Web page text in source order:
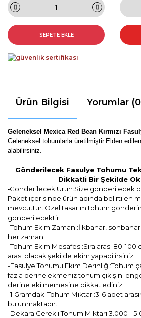
SEPETE EKLE
Ürün Bilgisi Yorumlar
Geleneksel Mexica Red Bean Kırmızı
Geleneksel tohumlarla üretilmiştir.Elden
alabilirsiniz.
Gönderilecek Fasulye Tohumu
Dikkatli Bir Şekilde
-Gönderilecek Ürün:Size gönderilecek
Paket içerisinde ürün adında belirtilen
mevcuttur. Özel tasarım tohum
gönderilecektir.
-Tohum Ekim Zamanı:İlkbahar,
her zaman
-Tohum Ekim Mesafesi:Sıra arası 80-100
arası olacak şekilde ekim yapabilirsiniz.
-Fasulye Tohumu Ekim Derinliği:Tohum
fazla derine ekmeniz tohum çıkışını
derine ekilmemesine dikkat ediniz.
-1 Gramdaki Tohum Miktarı:3-6 adet
bulunmaktadır.
-Dekara Gerekli Tohum Miktarı:3.000 -